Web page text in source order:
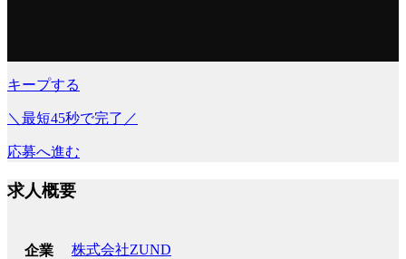
キープする
＼最短45秒で完了／
応募へ進む
求人概要
企業 株式会社ZUND